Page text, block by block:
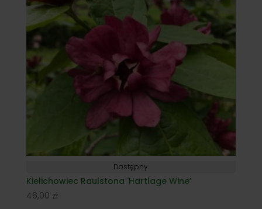
Dostępny
Kielichowiec Raulstona 'Hartlage Wine’
46,00 zł